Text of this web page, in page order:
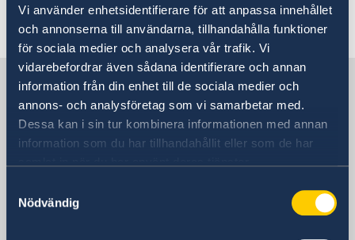
Vi använder enhetsidentifierare för att anpassa innehållet
och annonserna till användarna, tillhandahålla funktioner
för sociala medier och analysera vår trafik. Vi
vidarebefordrar även sådana identifierare och annan
information från din enhet till de sociala medier och
annons- och analysföretag som vi samarbetar med.
Dessa kan i sin tur kombinera informationen med annan
information som du har tillhandahållit eller som de har
Nödvändig
Last updated 25 May 2018, 10.16 AM
Sweden in South Africa
Embassy
Visiting address
1166 Park Street